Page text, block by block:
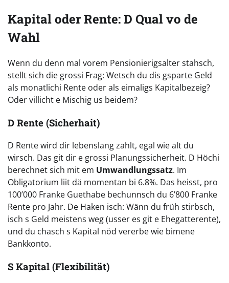
Kapital oder Rente: D Qual vo de
Wahl
Wenn du denn mal vorem Pensionierigsalter stahsch,
stellt sich die grossi Frag: Wetsch du dis gsparte Geld
als monatlichi Rente oder als eimaligs Kapitalbezeig?
Oder villicht e Mischig us beidem?
D Rente (Sicherhait)
D Rente wird dir lebenslang zahlt, egal wie alt du
wirsch. Das git dir e grossi Planungssicherheit. D Höchi
berechnet sich mit em Umwandlungssatz. Im
Obligatorium liit dä momentan bi 6.8%. Das heisst, pro
100’000 Franke Guethabe bechunnsch du 6’800 Franke
Rente pro Jahr. De Haken isch: Wänn du früh stirbsch,
isch s Geld meistens weg (usser es git e Ehegatterente),
und du chasch s Kapital nöd vererbe wie bimene
Bankkonto.
S Kapital (Flexibilität)